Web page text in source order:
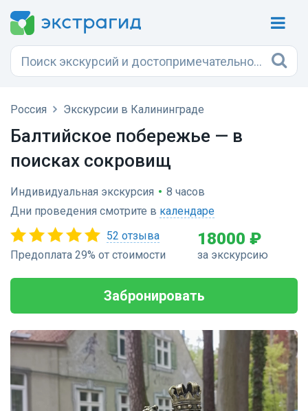
Россия Экскурсии в Калининграде
Балтийское побережье — в
поисках сокровищ
Индивидуальная экскурсия • 8 часов
Дни проведения смотрите в календаре
52 отзыва
Предоплата 29% от стоимости
18000 ₽
за экскурсию
Забронировать